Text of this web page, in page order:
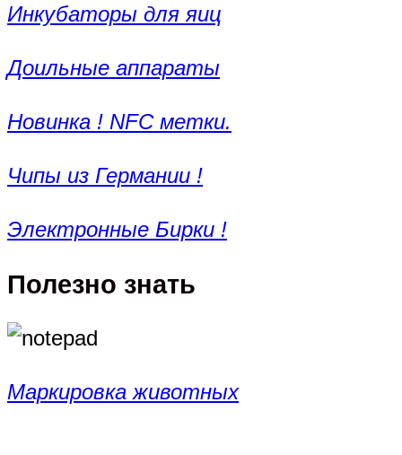
Инкубаторы для яиц
Доильные аппараты
Новинка ! NFC метки.
Чипы из Германии !
Электронные Бирки !
Полезно знать
Маркировка животных